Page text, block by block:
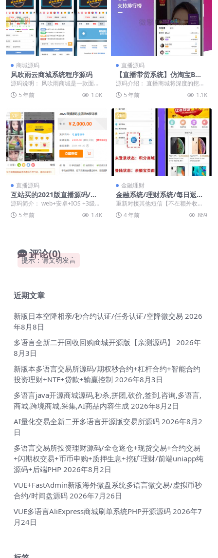
商城源码
风吹雨云商城系统程序源码
源码说明： 风吹雨商城是一款面对
大众化的单商户销售商城,长期为大
家提供免费的技术...
5 年前 1.0K
直播源码
【直播带货系统】仿淘宝B站
购物直播微信小程序带货完整
PHP源码
源码介绍： 直播商城将深度的挖掘
内容+电商的需求(内容:短视频带货,
自媒体入驻文...
5 年前 1.1K
VIP
直播源码
互站买的2021版直播源码/支
付已接
源码简介： web+安卓+IOS +3级推
广+短视频+vip守护+进场坐骑+主
播...5 年前 1.4K
VIP
金融理财
金融系统/理财系统/每日返利/
影视投资/投资理财/积分商城/
重新对接其他短信【不在额外收费
对接】 11月4日更新： ·首页双模板
正常切换【独...
4 年前 869
评论(0)
提示：请文明发言
近期文章
新版日本空降相亲/秒合约认证/任务认证/空降微交易 2026
年8月8日
多语言全新二开回收回购商城开源版【亲测源码】
2026年
8月3日
新版本多语言交易所源码/期权秒合约+杠杆合约+智能合约
投资理财+NTF+贷款+输赢控制 2026年8月3日
多语言java开源商城源码,秒杀,拼团,砍价,签到,咨询,多语言,
商城,跨境商城,采集,AI商品内容生成 2026年8月2日
AI量化交易全新二开多语言开源版交易所源码 2026年8月2
日
多语言交易所投资理财源码/全仓逐仓+现货交易+合约交易
+闪期权交易+币币申购+质押生息+挖矿理财/前端uniapp纯
源码+后端PHP 2026年8月2日
VUE+FastAdmin新版海外微盘系统多语言微交易/虚拟币秒
合约/时间盘源码 2026年7月26日
VUE多语言AliExpress商城刷单系统PHP开源源码 2026年7
月24日